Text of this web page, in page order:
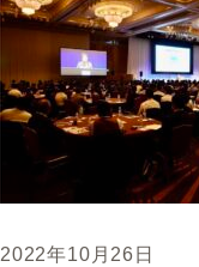
2022年10月26日